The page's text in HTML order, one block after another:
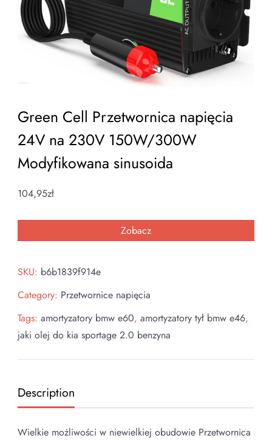
Green Cell Przetwornica napięcia
24V na 230V 150W/300W
Modyfikowana sinusoida
104,95zł
Zobacz
SKU: b6b1839f914e
Category: Przetwornice napięcia
Tags: amortyzatory bmw e60, amortyzatory tył bmw e46,
jaki olej do kia sportage 2.0 benzyna
Description
Wielkie możliwości w niewielkiej obudowie Przetwornica